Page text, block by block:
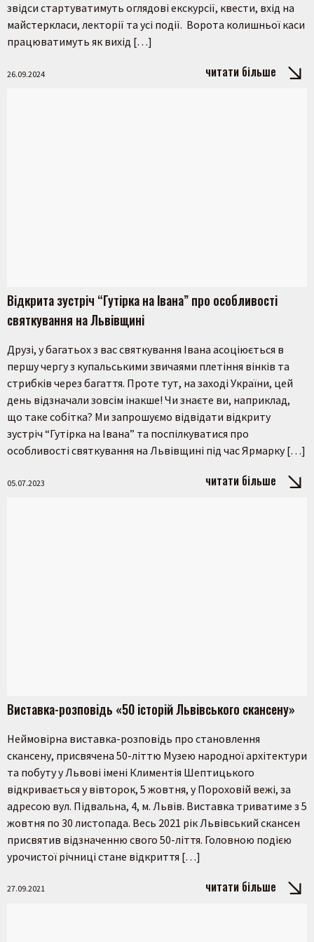
звідси стартуватимуть оглядові екскурсії, квести, вхід на
майстеркласи, лекторії та усі події. Ворота колишньої каси
працюватимуть як вихід […]
26.09.2024 читати більше
Відкрита зустріч “Гутірка на Івана” про особливості
святкування на Львівщині
Друзі, у багатьох з вас святкування Івана асоціюється в
першу чергу з купальськими звичаями плетіння вінків та
стрибків через багаття. Проте тут, на заході України, цей
день відзначали зовсім інакше! Чи знаєте ви, наприклад,
що таке собітка? Ми запрошуємо відвідати відкриту
зустріч “Гутірка на Івана” та поспілкуватися про
особливості святкування на Львівщині під час Ярмарку […]
05.07.2023 читати більше
Виставка-розповідь «50 історій Львівського скансену»
Неймовірна виставка-розповідь про становлення
скансену, присвячена 50-літтю Музею народної архітектури
та побуту у Львові імені Климентія Шептицького
відкривається у вівторок, 5 жовтня, у Пороховій вежі, за
адресою вул. Підвальна, 4, м. Львів. Виставка триватиме з 5
жовтня по 30 листопада. Весь 2021 рік Львівський скансен
присвятив відзначенню свого 50-ліття. Головною подією
урочистої річниці стане відкриття […]
27.09.2021 читати більше